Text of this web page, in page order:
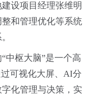
设项目经理张维明
和管理优化等系统
中枢大脑”是一个高
可视化大屏、AI分
化管理与决策，实